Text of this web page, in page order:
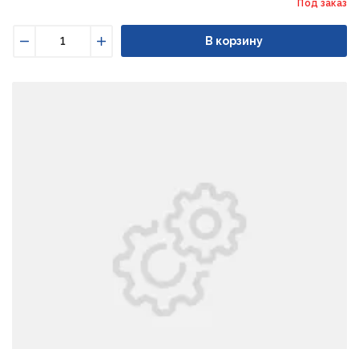
Под заказ
Увеличить
В корзину